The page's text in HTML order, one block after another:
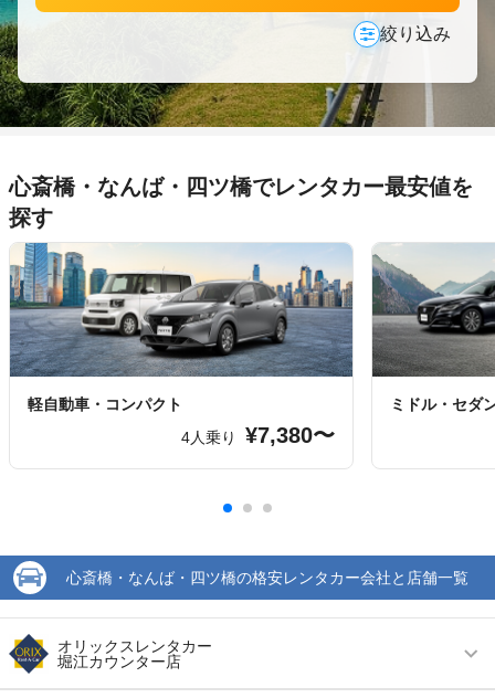
絞り込み
心斎橋・なんば・四ツ橋でレンタカー最安値を
探す
軽自動車・コンパクト
4人乗り
¥7,380〜
ミドル・セダ
心斎橋・なんば・四ツ橋の格安レンタカー会社と店舗一覧
オリックスレンタカー
堀江カウンター店